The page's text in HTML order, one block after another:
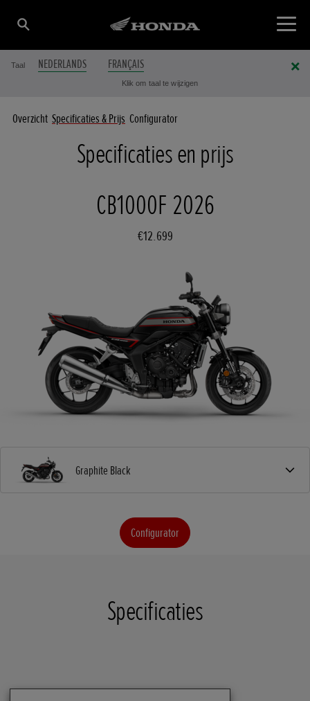
Taal NEDERLANDS FRANÇAIS
Klik om taal te wijzigen
Overzicht Specificaties & Prijs Configurator
Specificaties en prijs
CB1000F 2026
€12.699
Graphite Black
Configurator
Specificaties